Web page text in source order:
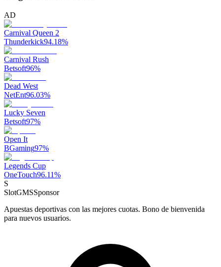
AD
Carnival Queen 2
Thunderkick94.18%
Carnival Rush
Betsoft96%
Dead West
NetEnt96.03%
Lucky Seven
Betsoft97%
Open It
BGaming97%
Legends Cup
OneTouch96.11%
S
SlotGMSSponsor
Apuestas deportivas con las mejores cuotas. Bono de bienvenida
para nuevos usuarios.